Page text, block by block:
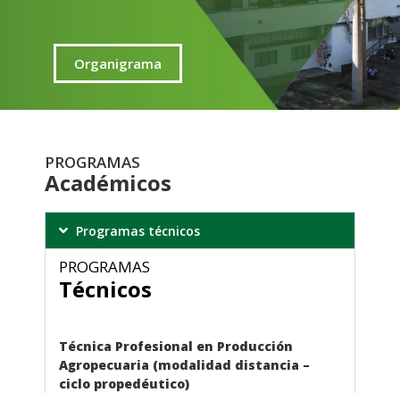
Organigrama
PROGRAMAS
Académicos
Programas técnicos
PROGRAMAS
Técnicos
Técnica Profesional en Producción
Agropecuaria (modalidad distancia –
ciclo propedéutico)